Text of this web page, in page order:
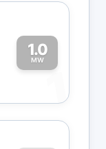
1.0
MW
1